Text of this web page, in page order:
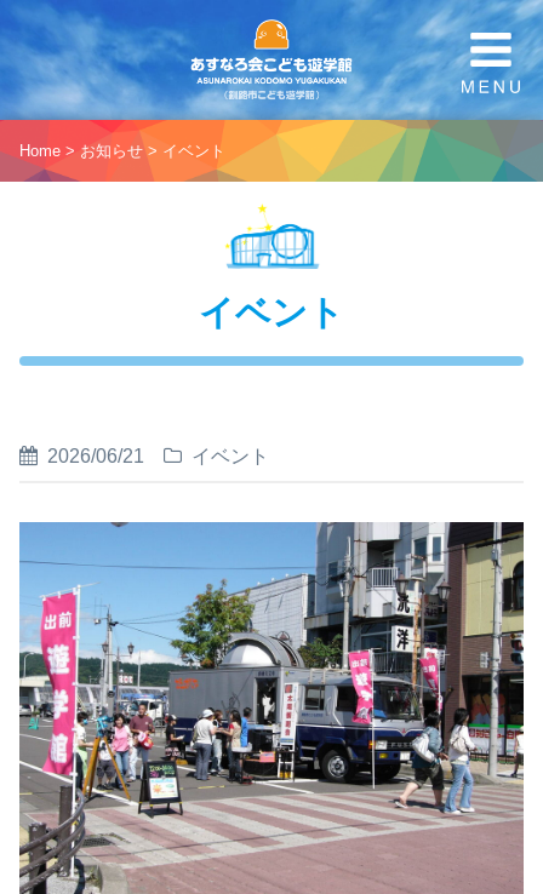
Home > お知らせ > イベント
イベント
2026/06/21 イベント